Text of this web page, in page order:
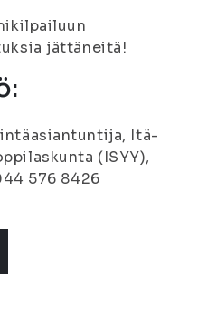
jättäneitä!
Itä-
(ISYY),
576 8426